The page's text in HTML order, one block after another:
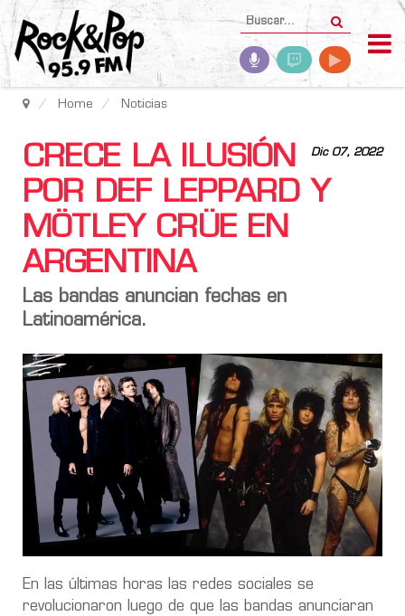
Home Noticias
Dic 07, 2022
CRECE LA ILUSIÓN
POR DEF LEPPARD Y
MÖTLEY CRÜE EN
ARGENTINA
Las bandas anuncian fechas en
Latinoamérica.
En las últimas horas las redes sociales se
revolucionaron luego de que las bandas anunciaran